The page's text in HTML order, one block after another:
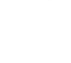
SCAUNE